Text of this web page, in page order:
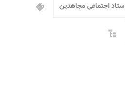
ستاد اجتماعی مجاهدین